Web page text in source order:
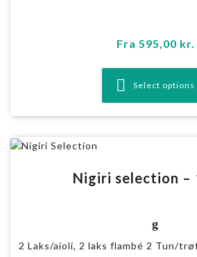
Fra 595,00 kr.
Select options
Nigiri selection –
g
2 Laks/aioli, 2 laks flambé 2 Tun/